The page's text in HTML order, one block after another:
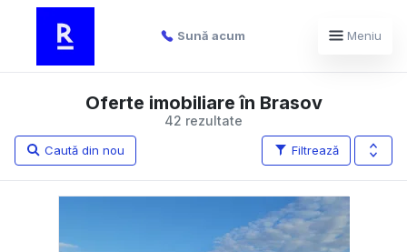
Sună acum Meniu
42 rezultate
Oferte imobiliare în Brasov
Filtrează
Caută din nou